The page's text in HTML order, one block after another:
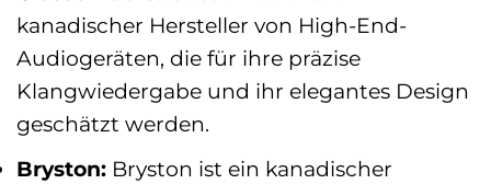
kanadischer Hersteller von High-End-
Audiogeräten, die für ihre präzise
Klangwiedergabe und ihr elegantes Design
geschätzt werden.
Bryston: Bryston ist ein kanadischer